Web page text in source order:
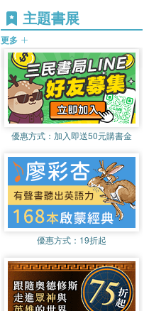
主題書展
更多
優惠方式： 加入即送50元購書金
優惠方式： 19折起